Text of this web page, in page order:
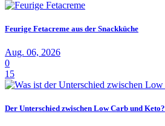
Feurige Fetacreme aus der Snackküche
Aug. 06, 2026
0
15
Der Unterschied zwischen Low Carb und Keto?